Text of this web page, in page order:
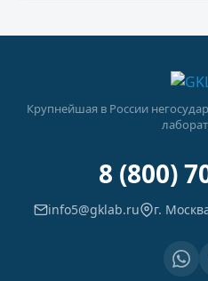
Крупнейшая в России
8 (800)
info5@gklab.ru г.